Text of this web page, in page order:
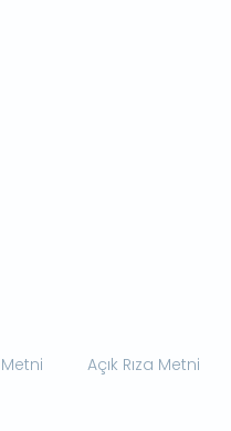
Açık Rıza Metni